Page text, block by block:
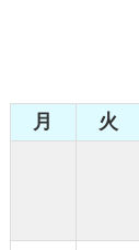
月 火